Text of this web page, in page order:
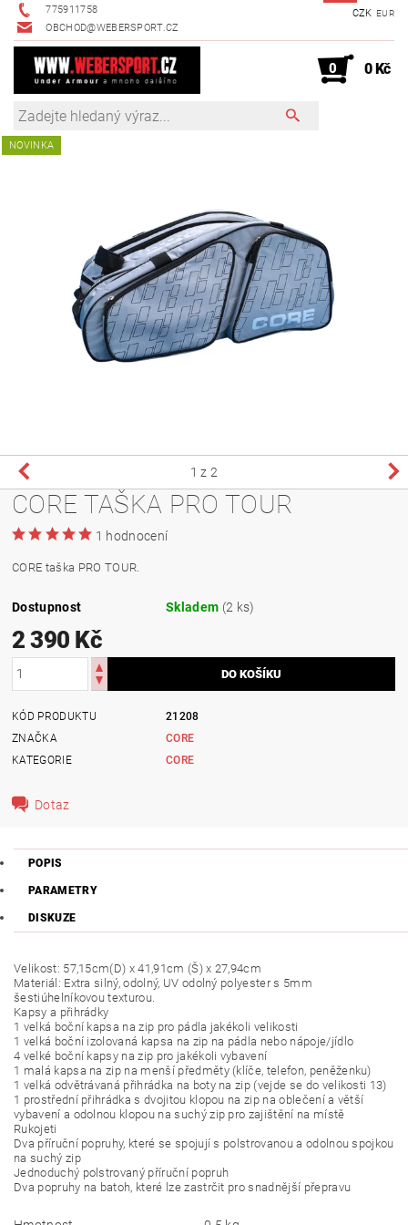
775911758
OBCHOD@WEBERSPORT.CZ
CZK EUR
0 0 Kč
NOVINKA
1 z 2
CORE TAŠKA PRO TOUR
1 hodnocení
CORE taška PRO TOUR.
Dostupnost Skladem (2 ks)
2 390 Kč
KÓD PRODUKTU
21208
ZNAČKA
CORE
KATEGORIE
CORE
Dotaz
POPIS
PARAMETRY
DISKUZE
Velikost: 57,15cm(D) x 41,91cm (Š) x 27,94cm
Materiál: Extra silný, odolný, UV odolný polyester s 5mm
šestiúhelníkovou texturou.
Kapsy a přihrádky
1 velká boční kapsa na zip pro pádla jakékoli velikosti
1 velká boční izolovaná kapsa na zip na pádla nebo nápoje/jídlo
4 velké boční kapsy na zip pro jakékoli vybavení
1 malá kapsa na zip na menší předměty (klíče, telefon, peněženku)
1 velká odvětrávaná přihrádka na boty na zip (vejde se do velikosti 13)
1 prostřední přihrádka s dvojitou klopou na zip na oblečení a větší
vybavení a odolnou klopou na suchý zip pro zajištění na místě
Rukojeti
Dva příruční popruhy, které se spojují s polstrovanou a odolnou spojkou
na suchý zip
Jednoduchý polstrovaný příruční popruh
Dva popruhy na batoh, které lze zastrčit pro snadnější přepravu